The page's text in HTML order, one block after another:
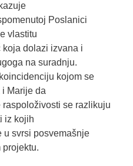
Poslanici
vlastitu
koja dolazi izvana i
na suradnju.
kojom se
Marije da
se razlikuju
iz kojih
u svrsi posvemašnje
projektu.